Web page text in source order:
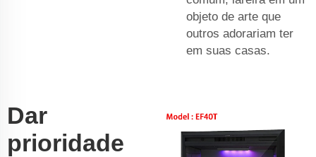
objeto de arte que
outros adorariam ter
em suas casas.
Dar
prioridade